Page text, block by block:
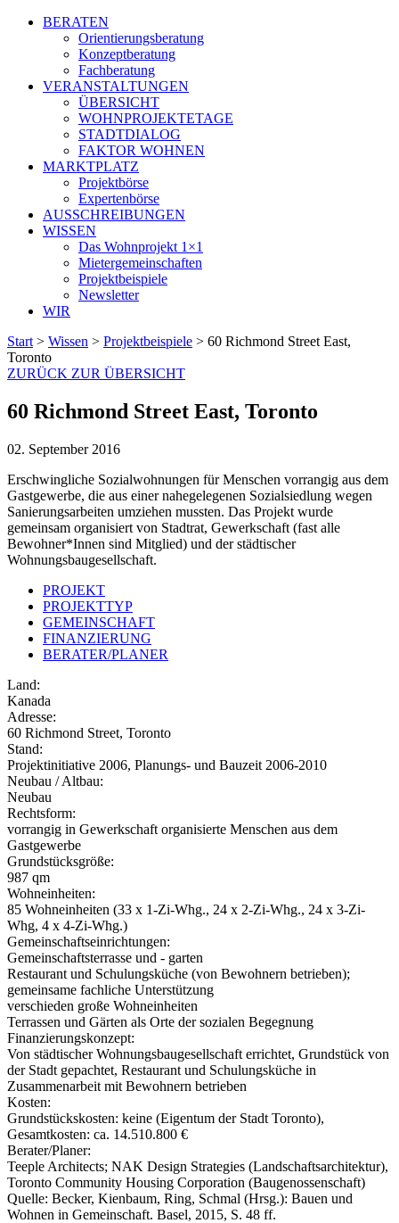
BERATEN
Orientierungsberatung
Konzeptberatung
Fachberatung
VERANSTALTUNGEN
ÜBERSICHT
WOHNPROJEKTETAGE
STADTDIALOG
FAKTOR WOHNEN
MARKTPLATZ
Projektbörse
Expertenbörse
AUSSCHREIBUNGEN
WISSEN
Das Wohnprojekt 1×1
Mietergemeinschaften
Projektbeispiele
Newsletter
WIR
Start > Wissen > Projektbeispiele > 60 Richmond Street East,
Toronto
ZURÜCK ZUR ÜBERSICHT
60 Richmond Street East, Toronto
02. September 2016
Erschwingliche Sozialwohnungen für Menschen vorrangig aus dem
Gastgewerbe, die aus einer nahegelegenen Sozialsiedlung wegen
Sanierungsarbeiten umziehen mussten. Das Projekt wurde
gemeinsam organisiert von Stadtrat, Gewerkschaft (fast alle
Bewohner*Innen sind Mitglied) und der städtischer
Wohnungsbaugesellschaft.
PROJEKT
PROJEKTTYP
GEMEINSCHAFT
FINANZIERUNG
BERATER/PLANER
Land:
Kanada
Adresse:
60 Richmond Street, Toronto
Stand:
Projektinitiative 2006, Planungs- und Bauzeit 2006-2010
Neubau / Altbau:
Neubau
Rechtsform:
vorrangig in Gewerkschaft organisierte Menschen aus dem
Gastgewerbe
Grundstücksgröße:
987 qm
Wohneinheiten:
85 Wohneinheiten (33 x 1-Zi-Whg., 24 x 2-Zi-Whg., 24 x 3-Zi-
Whg, 4 x 4-Zi-Whg.)
Gemeinschaftseinrichtungen:
Gemeinschaftsterrasse und - garten
Restaurant und Schulungsküche (von Bewohnern betrieben);
gemeinsame fachliche Unterstützung
verschieden große Wohneinheiten
Terrassen und Gärten als Orte der sozialen Begegnung
Finanzierungskonzept:
Von städtischer Wohnungsbaugesellschaft errichtet, Grundstück von
der Stadt gepachtet, Restaurant und Schulungsküche in
Zusammenarbeit mit Bewohnern betrieben
Kosten:
Grundstückskosten: keine (Eigentum der Stadt Toronto),
Gesamtkosten: ca. 14.510.800 €
Berater/Planer:
Teeple Architects; NAK Design Strategies (Landschaftsarchitektur),
Toronto Community Housing Corporation (Baugenossenschaft)
Quelle: Becker, Kienbaum, Ring, Schmal (Hrsg.): Bauen und
Wohnen in Gemeinschaft. Basel, 2015, S. 48 ff.